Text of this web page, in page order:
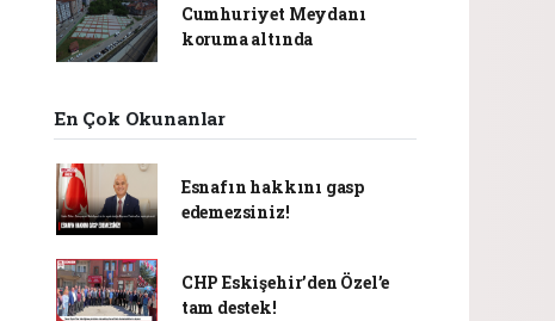
Cumhuriyet Meydanı
koruma altında
En Çok Okunanlar
Esnafın hakkını gasp
edemezsiniz!
CHP Eskişehir’den Özel’e
tam destek!